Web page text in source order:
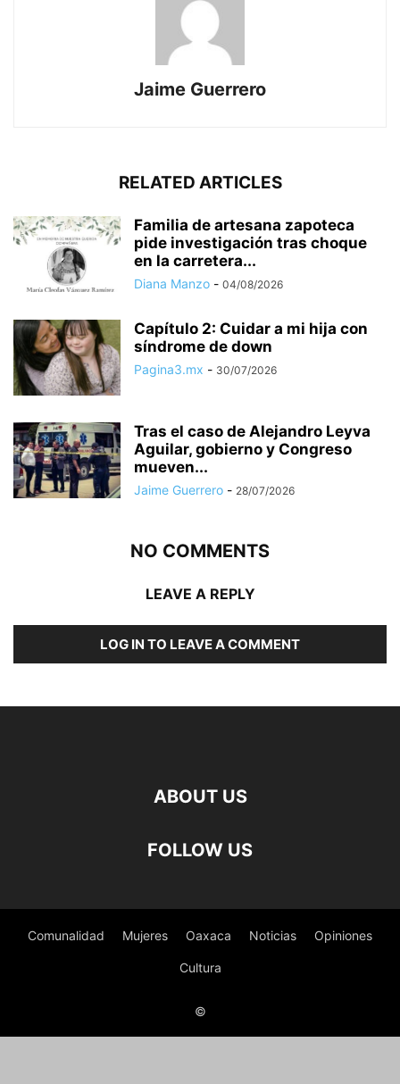
Jaime Guerrero
RELATED ARTICLES
Familia de artesana zapoteca
pide investigación tras choque
en la carretera...
Diana Manzo - 04/08/2026
Capítulo 2: Cuidar a mi hija con
síndrome de down
Pagina3.mx - 30/07/2026
Tras el caso de Alejandro Leyva
Aguilar, gobierno y Congreso
mueven...
Jaime Guerrero - 28/07/2026
NO COMMENTS
LEAVE A REPLY
LOG IN TO LEAVE A COMMENT
ABOUT US
FOLLOW US
Comunalidad Mujeres Oaxaca Noticias Opiniones
Cultura
©